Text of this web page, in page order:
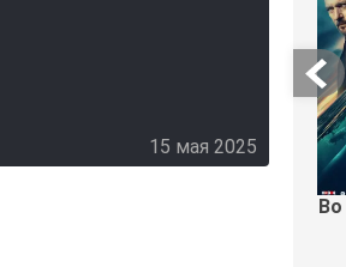
15 мая 2025
Во